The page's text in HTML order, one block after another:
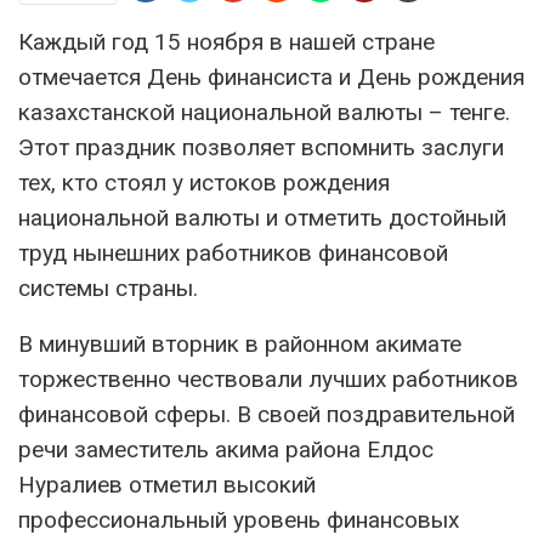
Каждый год 15 ноября в нашей стране
отмечается День финансиста и День рождения
казахстанской национальной валюты – тенге.
Этот праздник позволяет вспомнить заслуги
тех, кто стоял у истоков рождения
национальной валюты и отметить достойный
труд нынешних работников финансовой
системы страны.
В минувший вторник в районном акимате
торжественно чествовали лучших работников
финансовой сферы. В своей поздравительной
речи заместитель акима района Елдос
Нуралиев отметил высокий
профессиональный уровень финансовых